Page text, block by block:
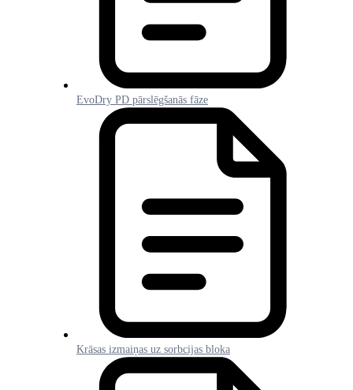
EvoDry PD pārslēgšanās fāze
Krāsas izmaiņas uz sorbcijas bloka